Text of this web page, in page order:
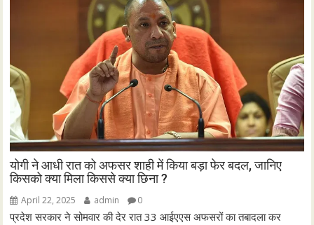
योगी ने आधी रात को अफसर शाही में किया बड़ा फेर बदल, जानिए
किसको क्या मिला किससे क्या छिना ?
April 22, 2025 admin 0
प्रदेश सरकार ने सोमवार की देर रात 33 आईएएस अफसरों का तबादला कर